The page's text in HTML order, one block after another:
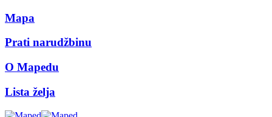
Mapa
Prati narudžbinu
O Mapedu
Lista želja